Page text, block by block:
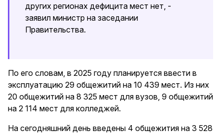
других регионах дефицита мест нет, -
заявил министр на заседании
Правительства.
По его словам, в 2025 году планируется ввести в
эксплуатацию 29 общежитий на 10 439 мест. Из них
20 общежитий на 8 325 мест для вузов, 9 общежитий
на 2 114 мест для колледжей.
На сегодняшний день введены 4 общежития на 3 528